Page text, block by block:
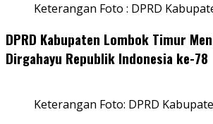
Keterangan Foto : DPRD
DPRD Kabupaten Lombok Timur
Dirgahayu Republik Indonesia ke-78
Keterangan Foto: DPRD